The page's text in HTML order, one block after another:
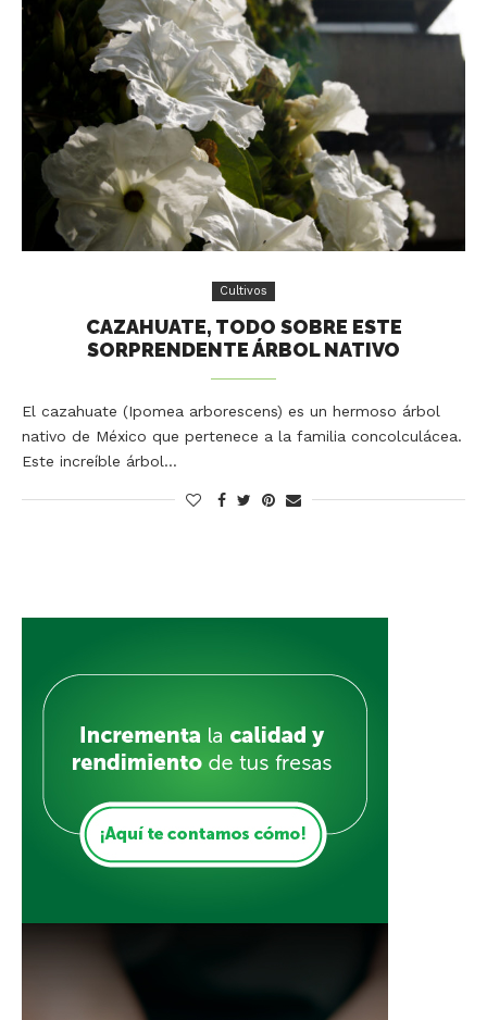
Cultivos
CAZAHUATE, TODO SOBRE ESTE
SORPRENDENTE ÁRBOL NATIVO
El cazahuate (Ipomea arborescens) es un hermoso árbol
nativo de México que pertenece a la familia concolculácea.
Este increíble árbol…